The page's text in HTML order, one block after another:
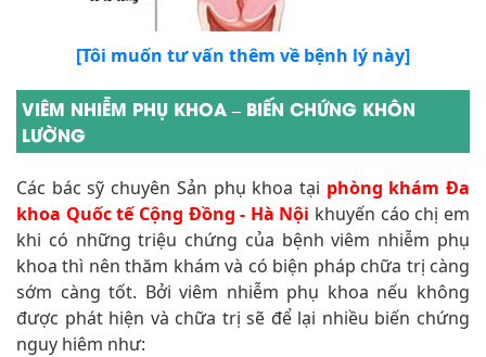
[Tôi muốn tư vấn thêm về bệnh lý này]
VIÊM NHIỄM PHỤ KHOA – BIẾN CHỨNG KHÔN
LƯỜNG
Các bác sỹ chuyên Sản phụ khoa tại phòng khám Đa
khoa Quốc tế Cộng Đồng - Hà Nội khuyến cáo chị em
khi có những triệu chứng của bệnh viêm nhiễm phụ
khoa thì nên thăm khám và có biện pháp chữa trị càng
sớm càng tốt. Bởi viêm nhiễm phụ khoa nếu không
được phát hiện và chữa trị sẽ để lại nhiều biến chứng
nguy hiêm như: